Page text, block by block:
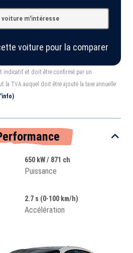
m'intéresse
voiture pour la comparer
indicatif et doit être confirmé par un
la TVA auquel doit être ajouté la taxe annuelle
650 kW / 871 ch
Puissance
2.7 s (0-100 km/h)
Accélération